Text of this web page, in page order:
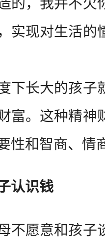
实现对生活的
下长大的孩子
富。这种精神
性和智商、情
认识钱
不愿意和孩子